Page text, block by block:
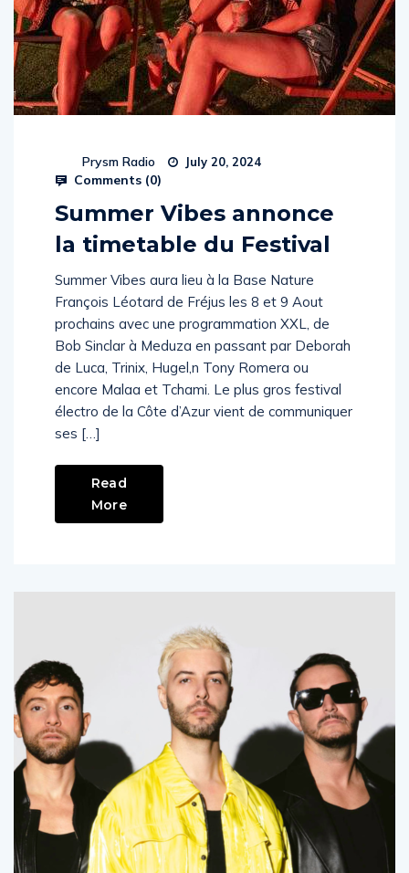
Prysm Radio July 20, 2024
Comments (0)
Summer Vibes annonce
la timetable du Festival
Summer Vibes aura lieu à la Base Nature
François Léotard de Fréjus les 8 et 9 Aout
prochains avec une programmation XXL, de
Bob Sinclar à Meduza en passant par Deborah
de Luca, Trinix, Hugel,n Tony Romera ou
encore Malaa et Tchami. Le plus gros festival
électro de la Côte d’Azur vient de communiquer
ses […]
Read
More